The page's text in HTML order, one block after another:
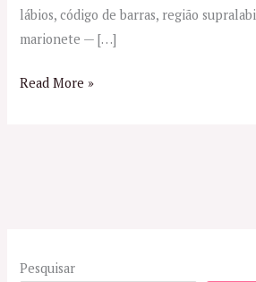
lábios, código de barras, região
marionete — […]
Read More »
Pesquisar